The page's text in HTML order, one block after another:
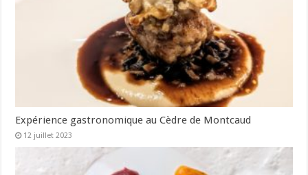
Expérience gastronomique au Cèdre de Montcaud
12 juillet 2023